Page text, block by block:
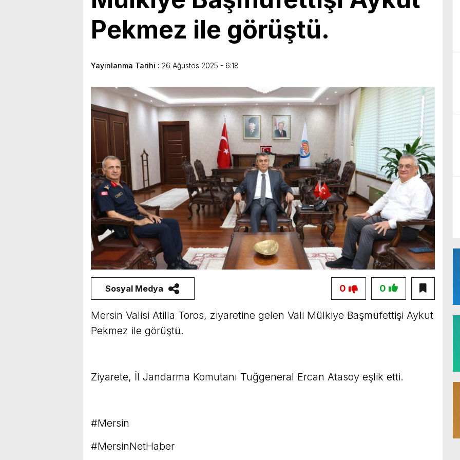
bulunduk. Ortak akıl ve iş birliğiyle hayata geçireceğimiz çalışmalar üzerine verimli bir
Pekmez ile görüştü.
Yayınlanma Tarihi : 26 Ağustos 2025 - 6:18
Sosyal Medya 0
0
Mersin Valisi Atilla Toros, ziyaretine gelen Vali Mülkiye Başmüfettişi Aykut
Pekmez ile görüştü.
Ziyarete, İl Jandarma Komutanı Tuğgeneral Ercan Atasoy eşlik etti.
#Mersin
#MersinNetHaber